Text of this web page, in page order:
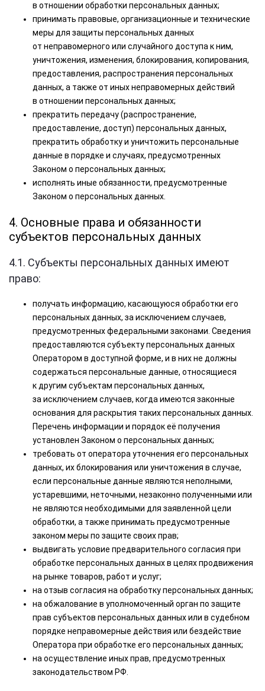
в отношении обработки персональных данных;
принимать правовые, организационные и технические
меры для защиты персональных данных
от неправомерного или случайного доступа к ним,
уничтожения, изменения, блокирования, копирования,
предоставления, распространения персональных
данных, а также от иных неправомерных действий
в отношении персональных данных;
прекратить передачу (распространение,
предоставление, доступ) персональных данных,
прекратить обработку и уничтожить персональные
данные в порядке и случаях, предусмотренных
Законом о персональных данных;
исполнять иные обязанности, предусмотренные
Законом о персональных данных.
4. Основные права и обязанности
субъектов персональных данных
4.1. Субъекты персональных данных имеют
право:
получать информацию, касающуюся обработки его
персональных данных, за исключением случаев,
предусмотренных федеральными законами. Сведения
предоставляются субъекту персональных данных
Оператором в доступной форме, и в них не должны
содержаться персональные данные, относящиеся
к другим субъектам персональных данных,
за исключением случаев, когда имеются законные
основания для раскрытия таких персональных данных.
Перечень информации и порядок её получения
установлен Законом о персональных данных;
требовать от оператора уточнения его персональных
данных, их блокирования или уничтожения в случае,
если персональные данные являются неполными,
устаревшими, неточными, незаконно полученными или
не являются необходимыми для заявленной цели
обработки, а также принимать предусмотренные
законом меры по защите своих прав;
выдвигать условие предварительного согласия при
обработке персональных данных в целях продвижения
на рынке товаров, работ и услуг;
на отзыв согласия на обработку персональных данных;
на обжалование в уполномоченный орган по защите
прав субъектов персональных данных или в судебном
порядке неправомерные действия или бездействие
Оператора при обработке его персональных данных;
на осуществление иных прав, предусмотренных
законодательством РФ.